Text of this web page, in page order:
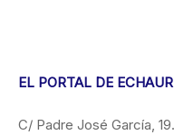
EL PORTAL DE
C/ Padre José García,